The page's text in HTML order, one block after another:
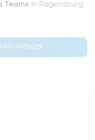
Teams in Regensburg
ANZEIGEN